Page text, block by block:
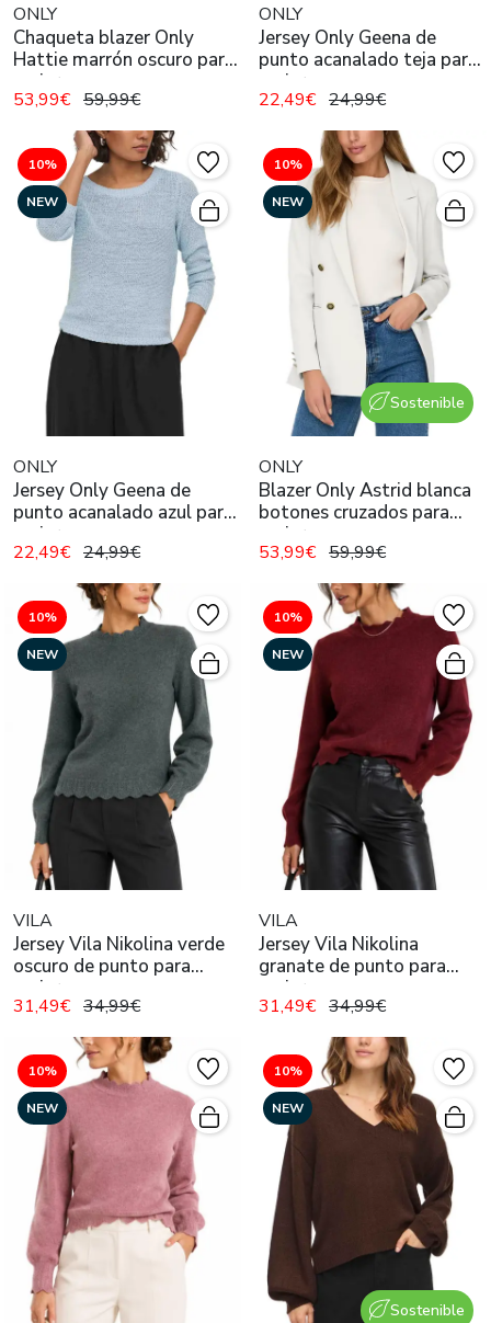
ONLY
Chaqueta blazer Only
Hattie marrón oscuro para
mujer
53,99€ 59,99€
ONLY
Jersey Only Geena de
punto acanalado teja para
mujer
22,49€ 24,99€
10%
NEW
ONLY
Jersey Only Geena de
punto acanalado azul para
mujer
22,49€ 24,99€
Sostenible
10%
NEW
ONLY
Blazer Only Astrid blanca
botones cruzados para
mujer
53,99€ 59,99€
10%
NEW
VILA
Jersey Vila Nikolina verde
oscuro de punto para
mujer
31,49€ 34,99€
10%
NEW
VILA
Jersey Vila Nikolina
granate de punto para
mujer
31,49€ 34,99€
10%
NEW
Sostenible
10%
NEW